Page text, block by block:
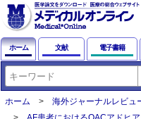
ホーム 文献 電子書籍
ホーム
海外ジャーナルレビュ